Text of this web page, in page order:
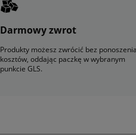
Darmowy zwrot
Produkty możesz zwrócić bez ponoszenia
kosztów, oddając paczkę w wybranym
punkcie GLS.